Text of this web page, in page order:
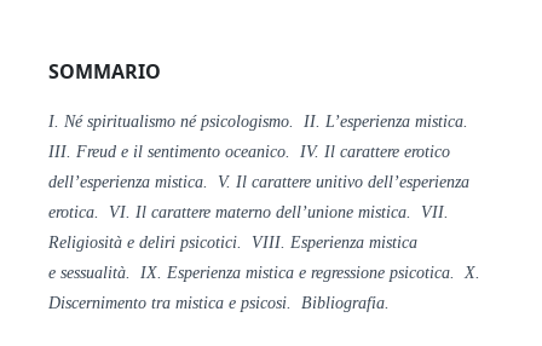
SOMMARIO
I. Né spiritualismo né psicologismo. II. L’esperienza mistica.
III. Freud e il sentimento oceanico. IV. Il carattere erotico
dell’esperienza mistica. V. Il carattere unitivo dell’esperienza
erotica. VI. Il carattere materno dell’unione mistica. VII.
Religiosità e deliri psicotici. VIII. Esperienza mistica
e sessualità. IX. Esperienza mistica e regressione psicotica. X.
Discernimento tra mistica e psicosi. Bibliografia.